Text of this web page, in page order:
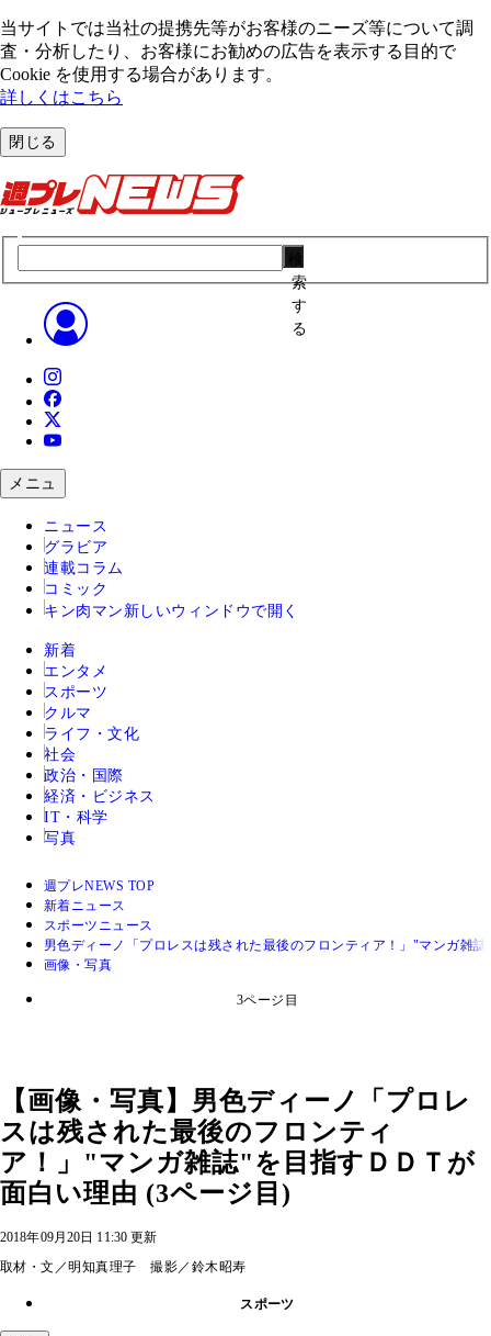
当サイトでは当社の提携先等がお客様のニーズ等について調
査・分析したり、お客様にお勧めの広告を表⽰する⽬的で
Cookie を使⽤する場合があります。
詳しくはこちら
閉じる
索
す
る
メニュ
ニュース
グラビア
連載コラム
コミック
キン肉マン 新しいウィンドウで開く
新着
エンタメ
スポーツ
クルマ
ライフ・文化
社会
政治・国際
経済・ビジネス
IT・科学
写真
週プレNEWS TOP
新着ニュース
スポーツニュース
男色ディーノ「プロレスは残された最後のフロンティア！」"マンガ雑
画像・写真
3ページ目
【画像・写真】男色ディーノ「プロレ
スは残された最後のフロンティ
ア！」"マンガ雑誌"を目指すＤＤＴが
面白い理由 (3ページ目)
2018年09月20日 11:30 更新
取材・文／明知真理子 撮影／鈴木昭寿
スポーツ